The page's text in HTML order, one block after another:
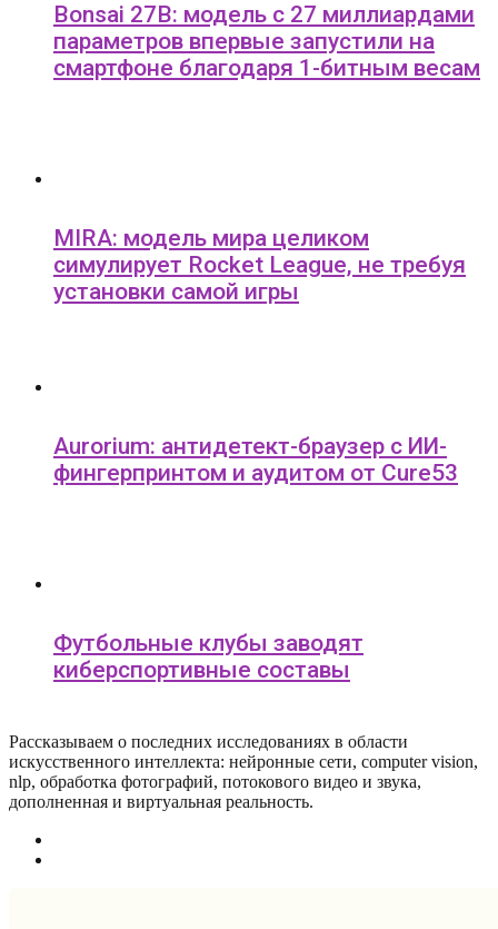
Bonsai 27B: модель с 27 миллиардами
параметров впервые запустили на
смартфоне благодаря 1-битным весам
MIRA: модель мира целиком
симулирует Rocket League, не требуя
установки самой игры
Aurorium: антидетект-браузер с ИИ-
фингерпринтом и аудитом от Cure53
Футбольные клубы заводят
киберспортивные составы
Рассказываем о последних исследованиях в области
искусcтвенного интеллекта: нейронные сети, computer vision,
nlp, обработка фотографий, потокового видео и звука,
дополненная и виртуальная реальность.